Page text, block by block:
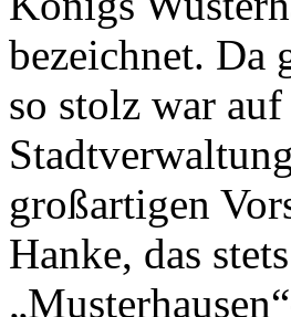
bezeichnet. Da
so stolz war
großartigen
Hanke, das